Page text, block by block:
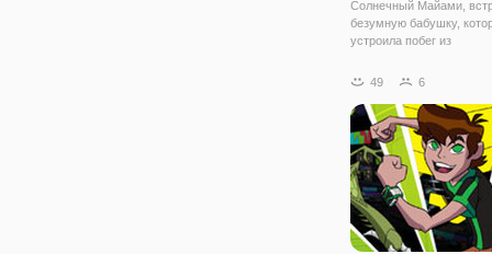
Солнечный Майами,
безумную бабушку,
устроила побег из
онлайн игре "Злая
вас ждет еще больше
и интересных заданий.
49 6